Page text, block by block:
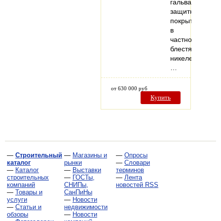
защитным
покрытием,
в
частности
блестящим
никелем.
от 630 000 руб
Купить
— Строительный
каталог
— Каталог
строительных
компаний
— Товары и
услуги
— Статьи и
обзоры
— Магазины и
рынки
— Выставки
— ГОСТы,
СНИПы,
СанПиНы
— Новости
недвижимости
— Новости
— Опросы
— Словари
терминов
— Лента
новостей RSS